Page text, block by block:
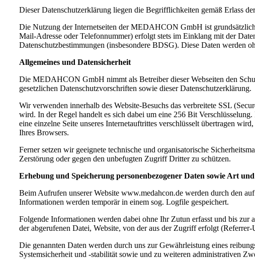
Dieser Datenschutzerklärung liegen die Begrifflichkeiten gemäß Erlass
Die Nutzung der Internetseiten der MEDAHCON GmbH ist
Mail-Adresse oder Telefonnummer) erfolgt stets im Einklang mit der
Datenschutzbestimmungen (insbesondere BDSG). Diese Daten werden
Allgemeines und Datensicherheit
Die MEDAHCON GmbH nimmt als Betreiber dieser Webseiten den
gesetzlichen Datenschutzvorschriften sowie dieser Datenschutzerklärung.
Wir verwenden innerhalb des Website-Besuchs das verbreitete SSL
wird. In der Regel handelt es sich dabei um eine 256 Bit
eine einzelne Seite unseres Internetauftrittes verschlüsselt übertragen
Ihres Browsers.
Ferner setzen wir geeignete technische und organisatorische
Zerstörung oder gegen den unbefugten Zugriff Dritter zu schützen.
Erhebung und Speicherung personenbezogener Daten sowie Art
Beim Aufrufen unserer Website www.medahcon.de werden durch den
Informationen werden temporär in einem sog. Logfile gespeichert.
Folgende Informationen werden dabei ohne Ihr Zutun erfasst und bis
der abgerufenen Datei, Website, von der aus der Zugriff erfolgt
Die genannten Daten werden durch uns zur Gewährleistung eines
Systemsicherheit und -stabilität sowie und zu weiteren administrativen